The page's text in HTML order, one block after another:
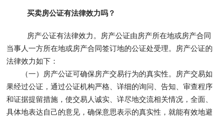
买卖房公证有法律效力吗？
房产公证有法律效力。房产公证由房产所在地或房产合同
当事人一方所在地或房产合同签订地的公证处受理。房产公证的
法律效力如下：
（一）房产公证可确保房产交易行为的真实性。房产交易如
果经过公证，通过公证机构严格、详细的询问、告知、审查程序
和证据提留措施，使交易人诚实、详尽地交流相关情况，全面、
具体地表达自己的意见，确保意思表示的真实性，就能有效地避